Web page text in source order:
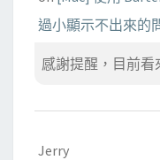
過小顯示不出來的
感謝提醒，目前看
Jerry